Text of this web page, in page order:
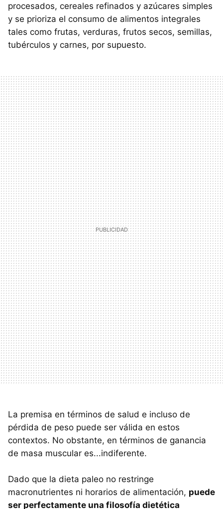
procesados, cereales refinados y azúcares simples
y se prioriza el consumo de alimentos integrales
tales como frutas, verduras, frutos secos, semillas,
tubérculos y carnes, por supuesto.
La premisa en términos de salud e incluso de
pérdida de peso puede ser válida en estos
contextos. No obstante, en términos de ganancia
de masa muscular es...indiferente.
Dado que la dieta paleo no restringe
macronutrientes ni horarios de alimentación, puede
ser perfectamente una filosofía dietética